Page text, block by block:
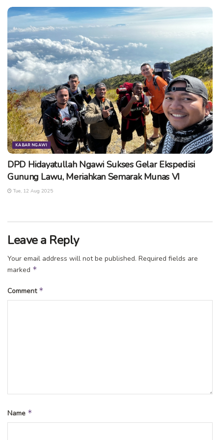
untuk selalu memperhatikan instruksi pemerintah. (kn/cse)
Tags: bupati ngawi masjid musala
KABAR NGAWI
DPD Hidayatullah Ngawi Sukses Gelar Ekspedisi
Gunung Lawu, Meriahkan Semarak Munas VI
Tue, 12 Aug 2025
Leave a Reply
Your email address will not be published. Required fields are
marked *
Comment *
Name *